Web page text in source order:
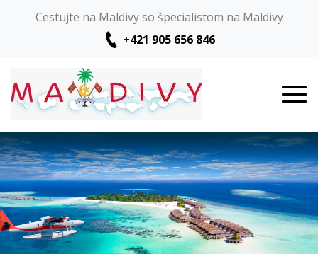
Cestujte na Maldivy so špecialistom na Maldivy
+421 905 656 846